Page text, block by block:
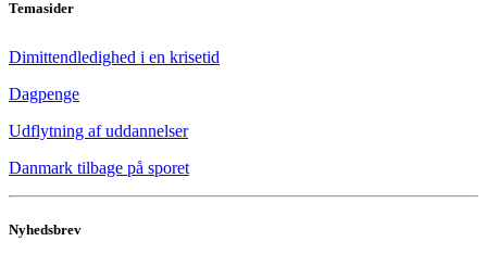
Temasider
Dimittendledighed i en krisetid
Dagpenge
Udflytning af uddannelser
Danmark tilbage på sporet
Nyhedsbrev